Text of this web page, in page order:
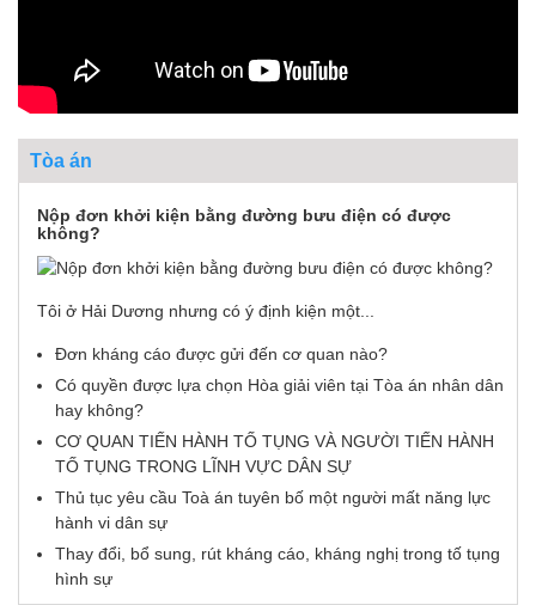
Tòa án
Nộp đơn khởi kiện bằng đường bưu điện có được
không?
Tôi ở Hải Dương nhưng có ý định kiện một...
Đơn kháng cáo được gửi đến cơ quan nào?
Có quyền được lựa chọn Hòa giải viên tại Tòa án nhân dân
hay không?
CƠ QUAN TIẾN HÀNH TỐ TỤNG VÀ NGƯỜI TIẾN HÀNH
TỐ TỤNG TRONG LĨNH VỰC DÂN SỰ
Thủ tục yêu cầu Toà án tuyên bố một người mất năng lực
hành vi dân sự
Thay đổi, bổ sung, rút kháng cáo, kháng nghị trong tố tụng
hình sự